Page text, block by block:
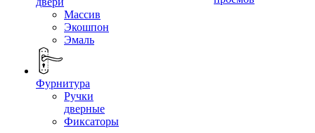
Массив
Экошпон
Эмаль
Фурнитура
Ручки
дверные
Фиксаторы